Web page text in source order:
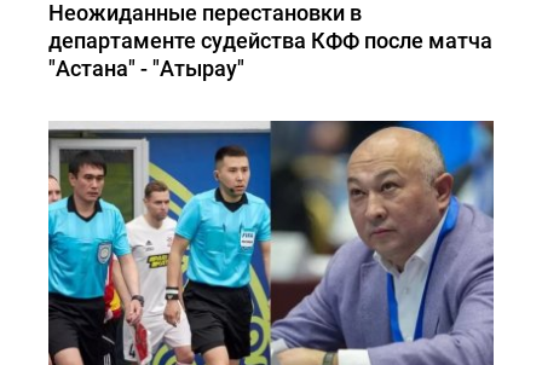
Неожиданные перестановки в
департаменте судейства КФФ после матча
"Астана" - "Атырау"